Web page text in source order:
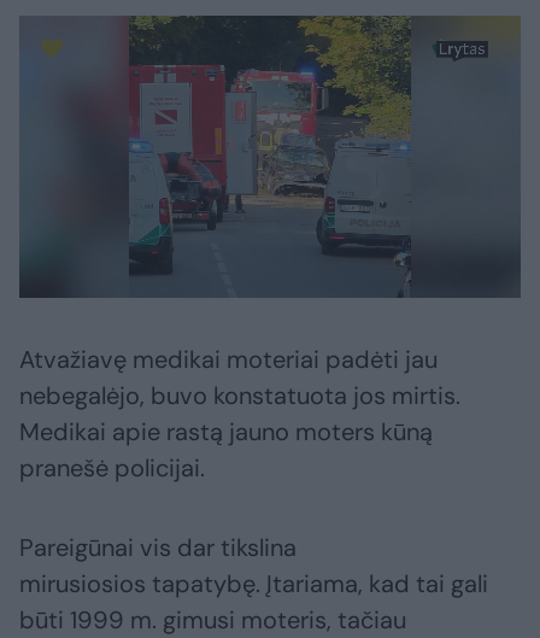
Atvažiavę medikai moteriai padėti jau
nebegalėjo, buvo konstatuota jos mirtis.
Medikai apie rastą jauno moters kūną
pranešė policijai.
Pareigūnai vis dar tikslina
mirusiosios tapatybę. Įtariama, kad tai gali
būti 1999 m. gimusi moteris, tačiau